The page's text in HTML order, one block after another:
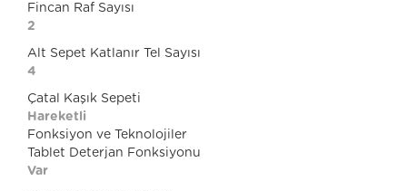
Fincan Raf Sayısı
2
Alt Sepet Katlanır Tel Sayısı
4
Çatal Kaşık Sepeti
Hareketli
Fonksiyon ve Teknolojiler
Tablet Deterjan Fonksiyonu
Var